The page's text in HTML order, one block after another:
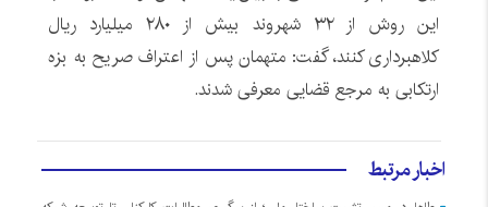
این روش از ۳۲ شهروند بیش از ۲۸۰ میلیارد ریال
کلاهبرداری کنند، گفت: متهمان پس از اعتراف صریح به بزه
ارتکابی به مرجع قضایی معرفی شدند.
اخبار مرتبط